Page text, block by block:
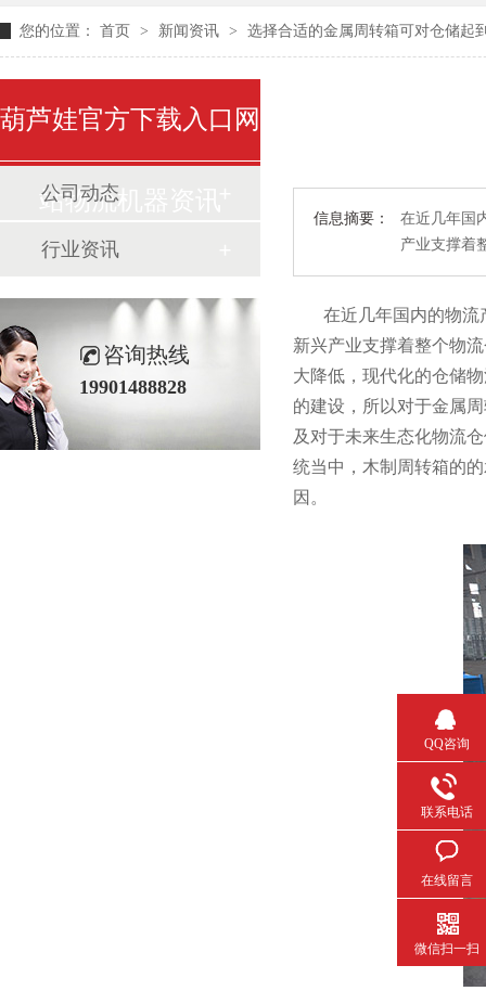
您的位置： 首页 > 新闻资讯 > 选择合适的金属周转箱可对仓储起
信息摘要：
在近几年国
产业支撑着
在近几年国内的物流产
新兴产业支撑着整个物流
大降低，现代化的仓
的建设，所以对于金属
及对于未来生态化物流仓
统当中，木制周转箱的
因。
葫芦娃官方下载入口网
站物流机器资讯
公司动态
行业资讯
咨询热线
19901488828
QQ咨询
联系电话
在线留言
微信扫一扫